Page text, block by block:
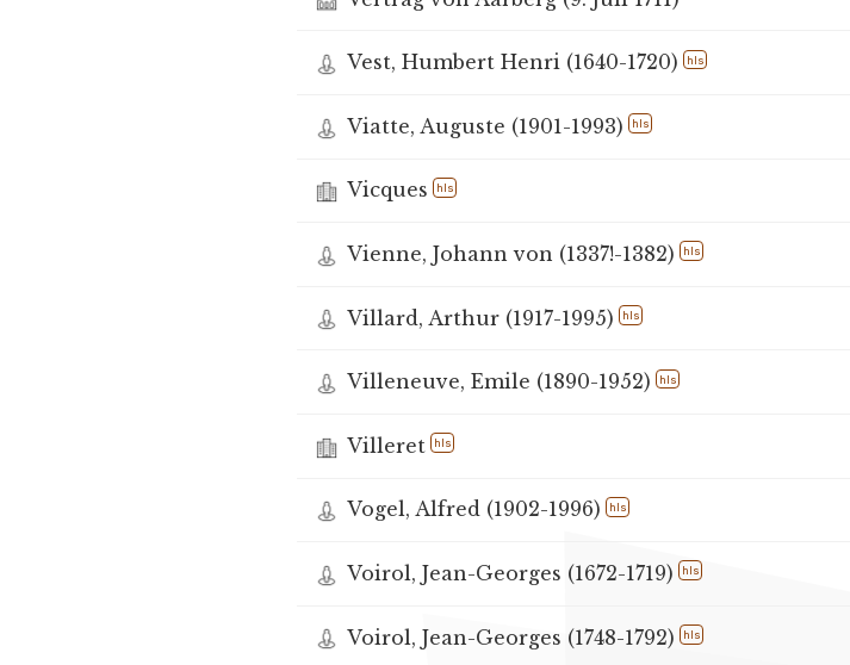
Vest, Humbert Henri (1640-1720) hls
Viatte, Auguste (1901-1993) hls
Vicques hls
Vienne, Johann von (1337!-1382) hls
Villard, Arthur (1917-1995) hls
Villeneuve, Emile (1890-1952) hls
Villeret hls
Vogel, Alfred (1902-1996) hls
Voirol, Jean-Georges (1672-1719) hls
Voirol, Jean-Georges (1748-1792) hls